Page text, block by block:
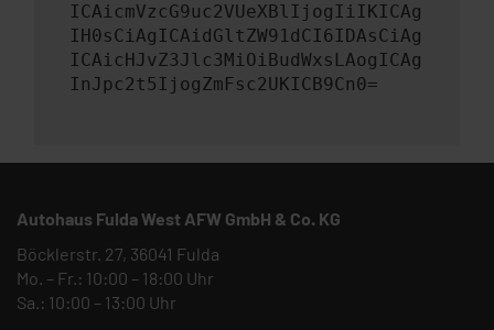
ICAicmVzcG9uc2VUeXBlIjogIiIKICAg
IH0sCiAgICAidGltZW91dCI6IDAsCiAg
ICAicHJvZ3Jlc3MiOiBudWxsLAogICAg
InJpc2t5IjogZmFsc2UKICB9Cn0=
Autohaus Fulda West AFW GmbH & Co. KG
Böcklerstr. 27, 36041 Fulda
Mo. – Fr.: 10:00 – 18:00 Uhr
Sa.: 10:00 – 13:00 Uhr